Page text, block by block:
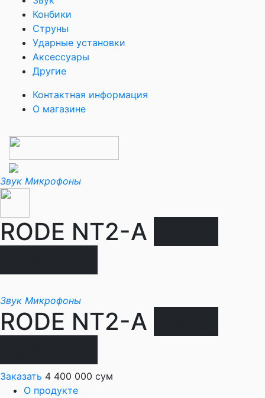
Конбики
Струны
Ударные установки
Аксессуары
Другие
Контактная информация
О магазине
Звук Микрофоны
RODE NT2-A
Звук Микрофоны
RODE NT2-A
Заказать 4 400 000 сум
О продукте